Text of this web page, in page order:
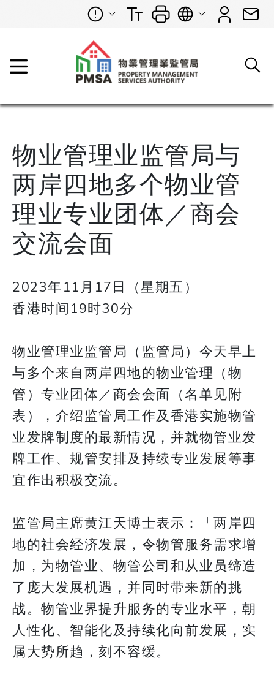
物业管理业监管局与
两岸四地多个物业管
理业专业团体／商会
交流会面
2023年11月17日（星期五）
香港时间19时30分
物业管理业监管局（监管局）今天早上
与多个来自两岸四地的物业管理（物
管）专业团体／商会会面（名单见附
表），介绍监管局工作及香港实施物管
业发牌制度的最新情况，并就物管业发
牌工作、规管安排及持续专业发展等事
宜作出积极交流。
监管局主席黄江天博士表示：「两岸四
地的社会经济发展，令物管服务需求增
加，为物管业、物管公司和从业员缔造
了庞大发展机遇，并同时带来新的挑
战。物管业界提升服务的专业水平，朝
人性化、智能化及持续化向前发展，实
属大势所趋，刻不容缓。」